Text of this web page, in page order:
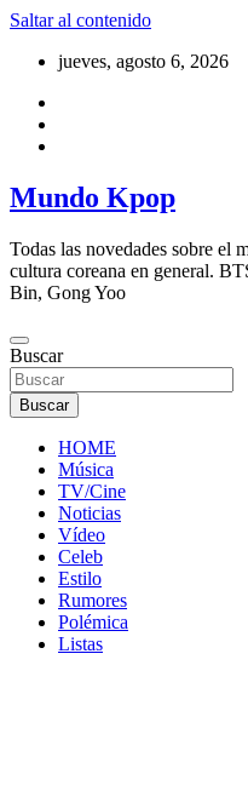
Saltar al contenido
jueves, agosto 6, 2026
Mundo Kpop
Todas las novedades sobre el
cultura coreana en general.
Bin, Gong Yoo
Buscar
Buscar
HOME
Música
TV/Cine
Noticias
Vídeo
Celeb
Estilo
Rumores
Polémica
Listas